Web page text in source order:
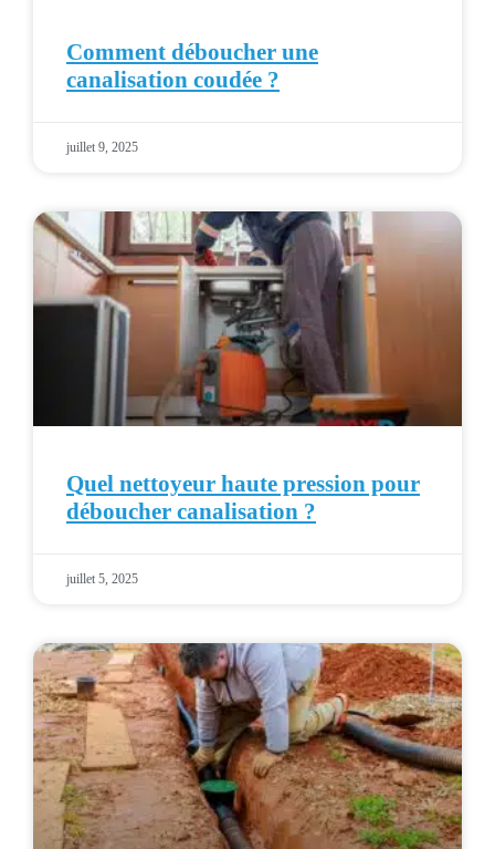
Comment déboucher une
canalisation coudée ?
juillet 9, 2025
Quel nettoyeur haute pression pour
déboucher canalisation ?
juillet 5, 2025